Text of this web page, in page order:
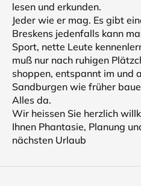
lesen und erkunden.
Jeder wie er mag. Es gibt
Breskens jedenfalls kann
Sport, nette Leute
muß nur nach ruhigen
shoppen, entspannt im und
Sandburgen wie früher
Alles da.
Wir heissen Sie herzlich
Ihnen Phantasie, Planung
nächsten Urlaub